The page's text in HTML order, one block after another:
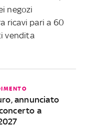
negozi
ricavi pari a 60
vendita
annunciato
a